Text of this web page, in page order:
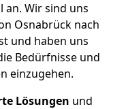
an. Wir sind uns
Osnabrück nach
und haben uns
Bedürfnisse und
einzugehen.
Lösungen und